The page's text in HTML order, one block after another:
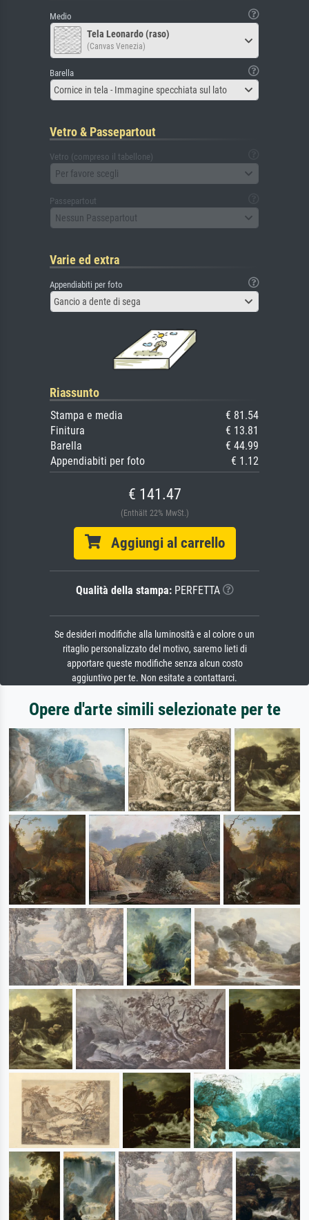
Medio
Tela Leonardo (raso)
(Canvas Venezia)
Barella
Cornice in tela - Immagine specchiata sul lato
Vetro & Passepartout
Vetro (compreso il tabellone)
Per favore scegli
Passepartout
Nessun Passepartout
Varie ed extra
Appendiabiti per foto
Gancio a dente di sega
Riassunto
Stampa e media
€ 81.54
Finitura
€ 13.81
Barella
€ 44.99
Appendiabiti per foto
€ 1.12
€ 141.47
(Enthält 22% MwSt.)
Aggiungi al carrello
Qualità della stampa:PERFETTA
Se desideri modifiche alla luminosità e al colore o un
ritaglio personalizzato del motivo, saremo lieti di
apportare queste modifiche senza alcun costo
aggiuntivo per te. Non esitate a contattarci.
Opere d'arte simili selezionate per te